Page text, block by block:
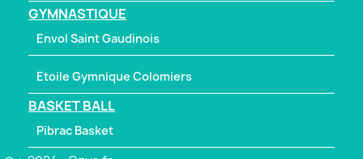
GYMNASTIQUE
Envol Saint Gaudinois
Etoile Gymnique Colomiers
BASKET BALL
Pibrac Basket